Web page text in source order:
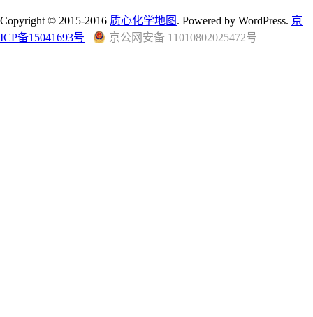
Copyright © 2015-2016 质心化学地图 . Powered by WordPress. 京
ICP备15041693号
京公网安备 11010802025472号